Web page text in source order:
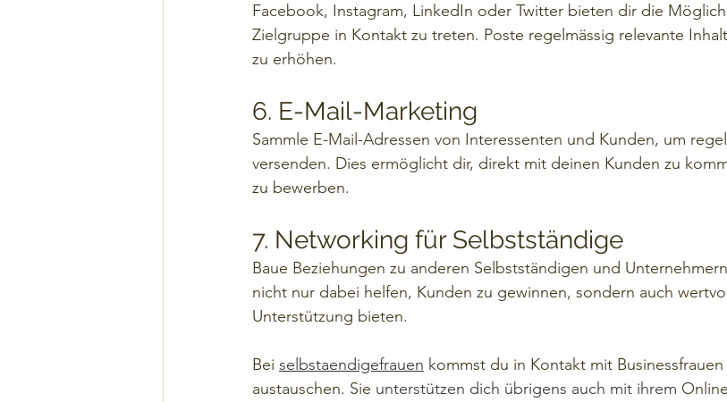
Facebook, Instagram, LinkedIn oder Twitter bieten dir die
Zielgruppe in Kontakt zu treten. Poste regelmässig relevante
zu erhöhen.
6. E-Mail-Marketing
Sammle E-Mail-Adressen von Interessenten und Kunden, um
versenden. Dies ermöglicht dir, direkt mit deinen Kunden zu
zu bewerben.
7. Networking für Selbstständige
Baue Beziehungen zu anderen Selbstständigen und
nicht nur dabei helfen, Kunden zu gewinnen, sondern auch
Unterstützung bieten.
Bei selbstaendigefrauen kommst du in Kontakt mit
austauschen. Sie unterstützen dich übrigens auch mit ihrem